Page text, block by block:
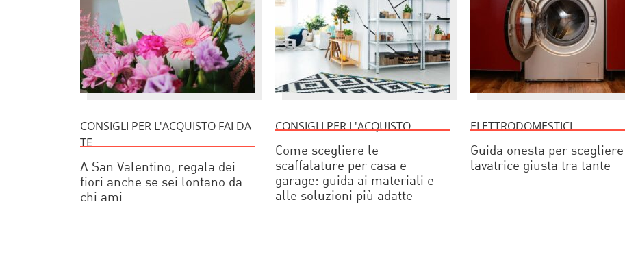
CONSIGLI PER L'ACQUISTO FAI DA
TE
A San Valentino, regala dei
fiori anche se sei lontano da
chi ami
CONSIGLI PER L'ACQUISTO
Come scegliere le
scaffalature per casa e
garage: guida ai materiali e
alle soluzioni più adatte
ELETTRODOMESTICI
Guida onesta per
lavatrice giusta tra tante